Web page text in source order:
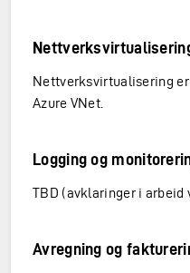
Nettverksvirtualisering
Azure VNet.
Logging og
TBD (avklaringer i arbeid
Avregning og